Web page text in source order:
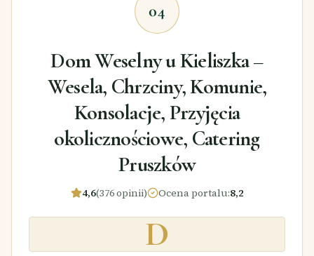
04
Dom Weselny u Kieliszka –
Wesela, Chrzciny, Komunie,
Konsolacje, Przyjęcia
okolicznościowe, Catering
Pruszków
4,6(376 opinii) Ocena portalu:8,2
D